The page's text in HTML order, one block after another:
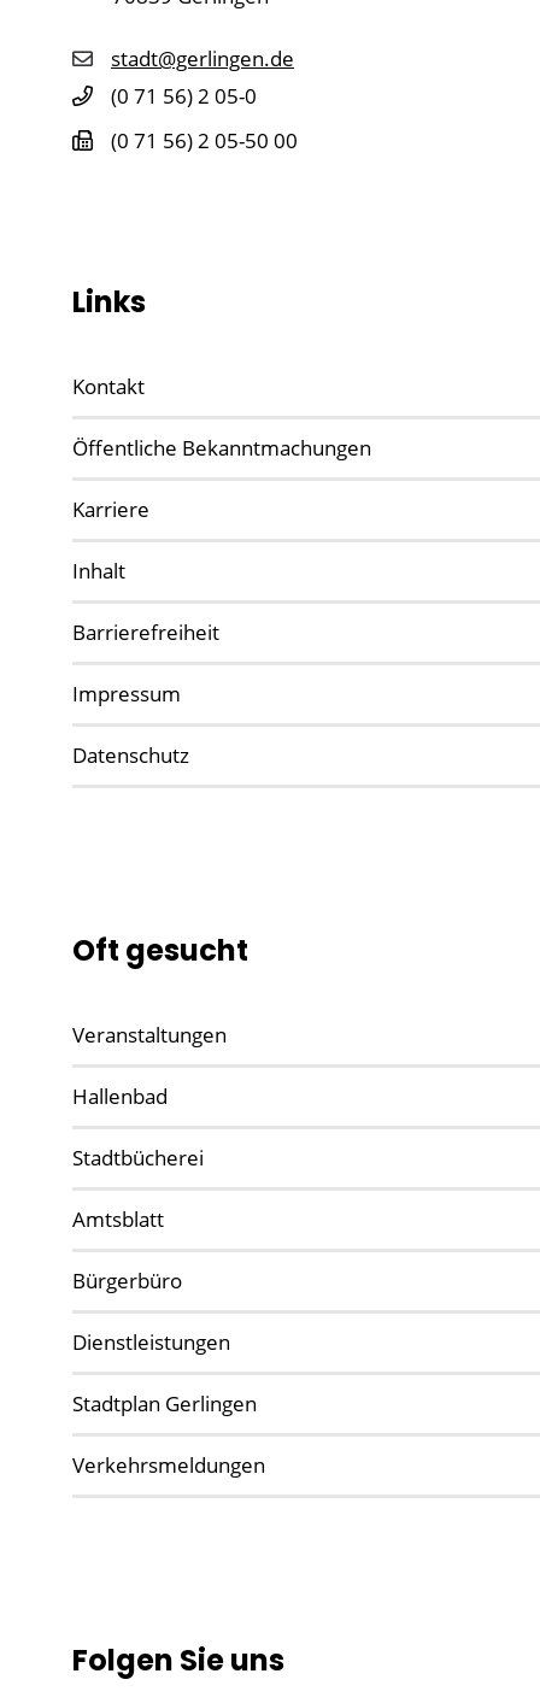
stadt@gerlingen.de
(0 71 56) 2 05-0
(0 71 56) 2 05-50 00
Links
Kontakt
Öffentliche Bekanntmachungen
Karriere
Inhalt
Barrierefreiheit
Impressum
Datenschutz
Oft gesucht
Veranstaltungen
Hallenbad
Stadtbücherei
Amtsblatt
Bürgerbüro
Dienstleistungen
Stadtplan Gerlingen
Verkehrsmeldungen
Folgen Sie uns